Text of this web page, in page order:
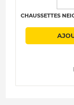
CHAUSSETTES